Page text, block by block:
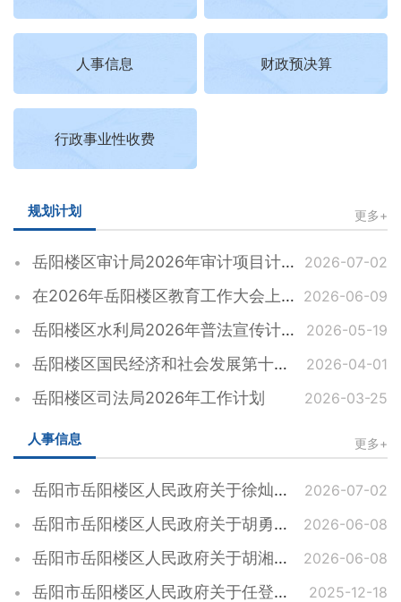
人事信息 财政预决算
行政事业性收费
规划计划 更多+
岳阳楼区审计局2026年审计项目计划 2026-07-02
在2026年岳阳楼区教育工作大会上的讲话 2026-06-09
岳阳楼区水利局2026年普法宣传计划 2026-05-19
岳阳楼区国民经济和社会发展第十五个五年规划纲要 2026-04-01
岳阳楼区司法局2026年工作计划 2026-03-25
人事信息 更多+
岳阳市岳阳楼区人民政府关于徐灿松同志任职的通知 2026-07-02
岳阳市岳阳楼区人民政府关于胡勇等同志职务任免的通知 2026-06-08
岳阳市岳阳楼区人民政府关于胡湘裕等同志职务任免的通知 2026-06-08
岳阳市岳阳楼区人民政府关于任登科等同志职务免职的通知 2025-12-18